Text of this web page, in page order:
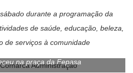
durante a programação da
de saúde, educação, beleza,
de serviços à comunidade
na praça da Fepasa